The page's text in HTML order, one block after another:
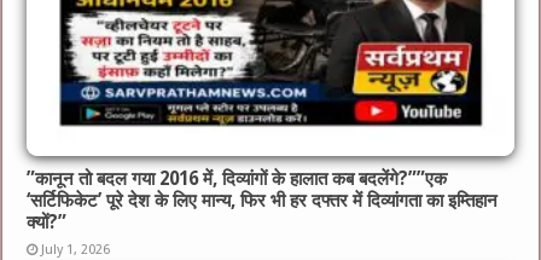
​”कानून तो बदल गया 2016 में, दिव्यांगों के हालात कब बदलेंगे?”​”एक
‘सर्टिफिकेट’ पूरे देश के लिए मान्य, फिर भी हर दफ्तर में दिव्यांगता का इम्तिहान
क्यों?”
July 1, 2026